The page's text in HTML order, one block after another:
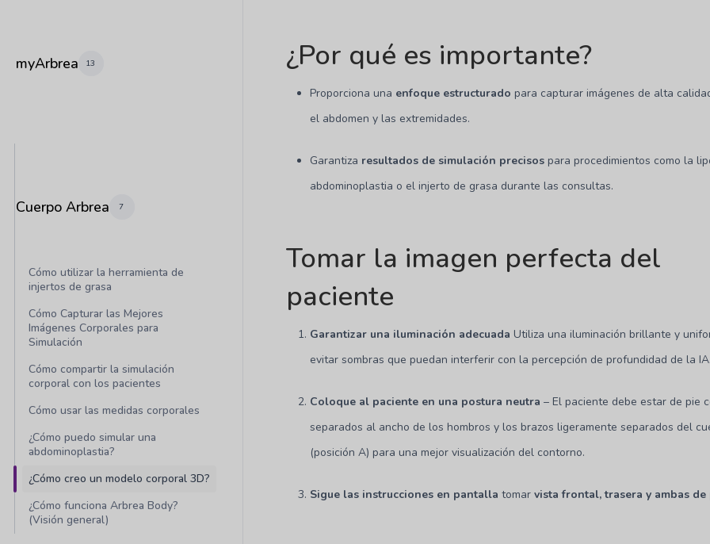
myArbrea 13
Cuerpo Arbrea 7
Cómo utilizar la herramienta de
injertos de grasa
Cómo Capturar las Mejores
Imágenes Corporales para
Simulación
Cómo compartir la simulación
corporal con los pacientes
Cómo usar las medidas corporales
¿Cómo puedo simular una
abdominoplastia?
¿Cómo creo un modelo corporal 3D?
¿Cómo funciona Arbrea Body?
(Visión general)
¿Por qué es importante?
Proporciona una enfoque estructurado para capturar imágenes de alta
el abdomen y las extremidades.
Garantiza resultados de simulación precisos para procedimientos como la
abdominoplastia o el injerto de grasa durante las consultas.
Tomar la imagen perfecta del
paciente
Garantizar una iluminación adecuada Utiliza una iluminación brillante y
evitar sombras que puedan interferir con la percepción de profundidad de la IA.
Coloque al paciente en una postura neutra – El paciente debe estar de pie
separados al ancho de los hombros y los brazos ligeramente separados del
(posición A) para una mejor visualización del contorno.
Sigue las instrucciones en pantalla tomarvista frontal, trasera y ambas